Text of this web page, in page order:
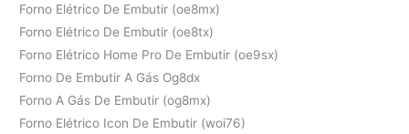
Forno Elétrico De Embutir (oe8mx)
Forno Elétrico De Embutir (oe8tx)
Forno Elétrico Home Pro De Embutir (oe9sx)
Forno De Embutir A Gás Og8dx
Forno A Gás De Embutir (og8mx)
Forno Elétrico Icon De Embutir (woi76)